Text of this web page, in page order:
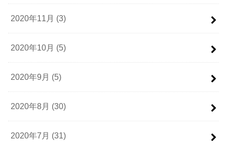
2020年11月 (3)
2020年10月 (5)
2020年9月 (5)
2020年8月 (30)
2020年7月 (31)